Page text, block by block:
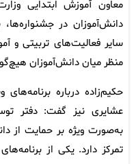
معاون آموزش ابتدایی
دانش‌آموزان در
سایر فعالیت‌های تربیتی و
منظر میان دانش‌آموزان
حکیم‌زاده درباره
عشایری نیز گفت: دفتر
به‌صورت ویژه بر حمایت از
تمرکز دارد. یکی از